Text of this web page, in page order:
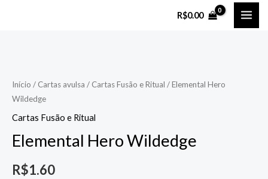
R$0.00
Início / Cartas avulsa / Cartas Fusão e Ritual / Elemental Hero
Wildedge
Cartas Fusão e Ritual
Elemental Hero Wildedge
R$1.60